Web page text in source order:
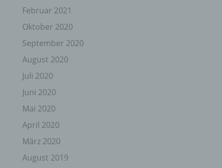
Februar 2021
Oktober 2020
September 2020
August 2020
Juli 2020
Juni 2020
Mai 2020
April 2020
März 2020
August 2019